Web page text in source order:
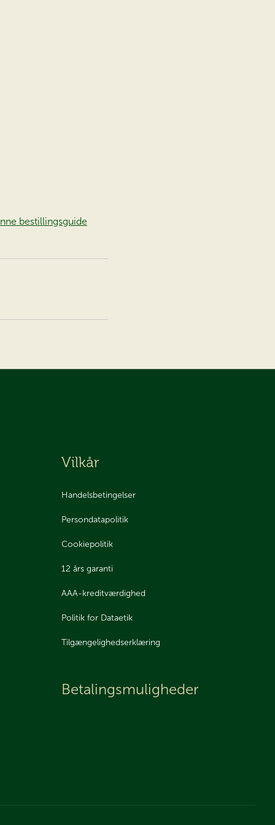
bestillingsguide
Vilkår
Handelsbetingelser
Persondatapolitik
Cookiepolitik
12 års garanti
AAA-kreditværdighed
Politik for Dataetik
Tilgængelighedserklæring
Betalingsmuligheder